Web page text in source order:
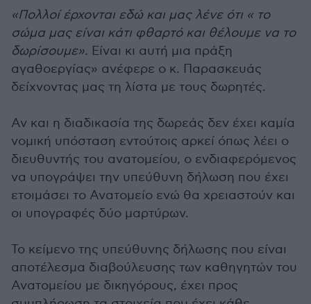
«Πολλοί έρχονται εδώ και μας λένε ότι « το
σώμα μας είναι κάτι φθαρτό και θέλουμε να το
δωρίσουμε». Είναι κι αυτή μια πράξη
αγαθοεργίας» ανέφερε ο κ. Παρασκευάς
δείχνοντας μας τη λίστα με τους δωρητές.
Αν και η διαδικασία της δωρεάς δεν έχει καμία
νομική υπόσταση εντούτοις αρκεί όπως λέει ο
διευθυντής του ανατομείου, ο ενδιαφερόμενος
να υπογράψει την υπεύθυνη δήλωση που έχει
ετοιμάσει το Ανατομείο ενώ θα χρειαστούν και
οι υπογραφές δύο μαρτύρων.
Το κείμενο της υπεύθυνης δήλωσης που είναι
αποτέλεσμα διαβούλευσης των καθηγητών του
Ανατομείου με δικηγόρους, έχει προς